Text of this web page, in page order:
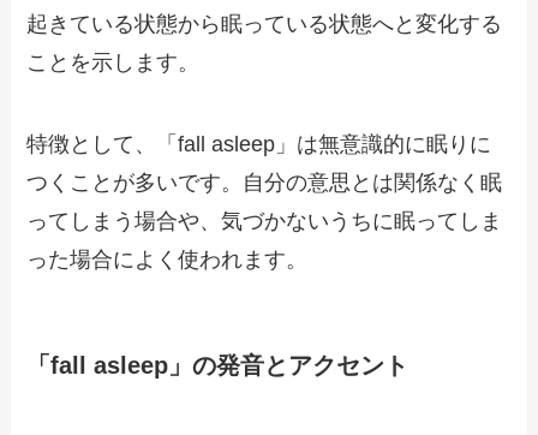
起きている状態から眠っている状態へと変化する
ことを示します。
特徴として、「fall asleep」は無意識的に眠りに
つくことが多いです。自分の意思とは関係なく眠
ってしまう場合や、気づかないうちに眠ってしま
った場合によく使われます。
「fall asleep」の発音とアクセント